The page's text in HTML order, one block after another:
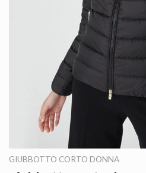
GIUBBOTTO CORTO DONNA